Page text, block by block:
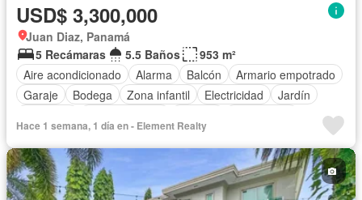
USD$ 3,300,000
Juan Diaz, Panamá
5 Recámaras
5.5 Baños
953 m²
Aire acondicionado
Alarma Balcón
Armario empotrado
Garaje
Bodega Zona infantil Electricidad
Jardín
Seguridad
Cuarto de servicio Cancha de tenis
Patio
Hace 1 semana, 1 día en - Element Realty